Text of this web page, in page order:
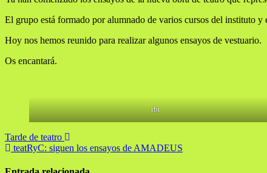
El grupo está formado por alumnado de varios cursos del instituto y
Hoy nos hemos reunido para realizar algunos ensayos de vestuario.
Os encantará.
rbt
Navegación
de
Tarde de teatro
teatRyC: siguen los ensayos de AMADEUS